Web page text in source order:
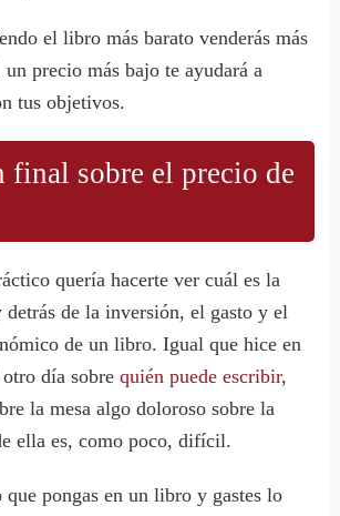
el libro más barato venderás más
precio más bajo te ayudará a
tus objetivos.
final sobre el precio de
quería hacerte ver cuál es la
detrás de la inversión, el gasto y el
de un libro. Igual que hice en
día sobrequién puede escribir,
la mesa algo doloroso sobre la
ella es, como poco, difícil.
que pongas en un libro y gastes lo